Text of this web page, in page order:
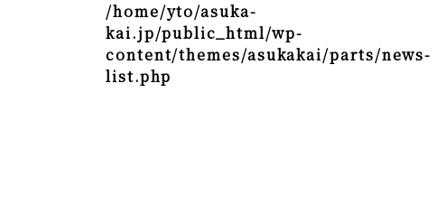
/home/yto/asuka-
kai.jp/public_html/wp-
content/themes/asukakai/parts/news-
list.php